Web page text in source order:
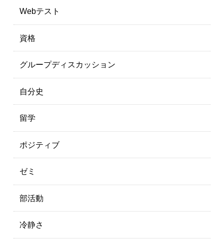
Webテスト
資格
グループディスカッション
自分史
留学
ポジティブ
ゼミ
部活動
冷静さ